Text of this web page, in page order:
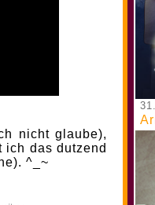
nicht glaube),
das dutzend
^_~